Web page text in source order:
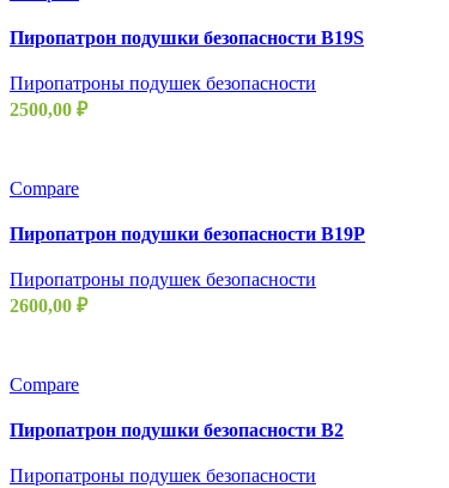
Пиропатрон подушки безопасности B19S
Пиропатроны подушек безопасности
2500,00 ₽
Compare
Пиропатрон подушки безопасности B19P
Пиропатроны подушек безопасности
2600,00 ₽
Compare
Пиропатрон подушки безопасности B2
Пиропатроны подушек безопасности